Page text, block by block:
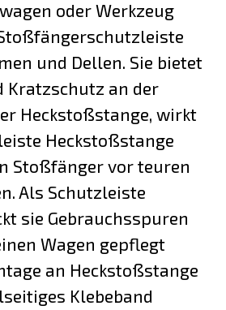
oder Werkzeug
und Dellen. Sie bietet
Kratzschutz an der
Heckstoßstange, wirkt
Heckstoßstange
Stoßfänger vor teuren
Als Schutzleiste
sie Gebrauchsspuren
Wagen gepflegt
an Heckstoßstange
Klebeband